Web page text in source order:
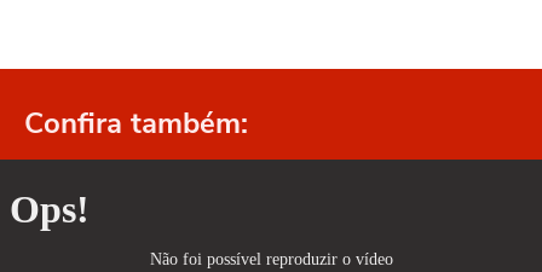
Confira também: